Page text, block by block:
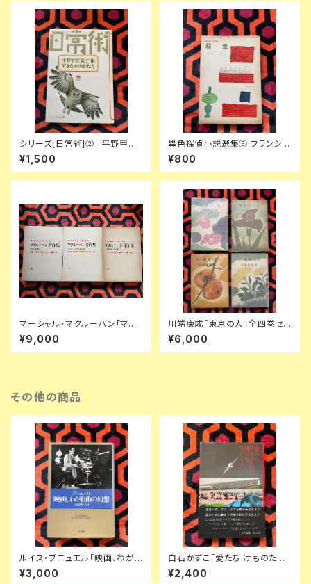
シリーズ[日常術]② 「平野甲賀
[装丁]術・好きな本のかたち」晶
文社
¥1,500
異色探偵小説選集③ フランシ
ス・アイルズ「殺意」延原謙 訳 初
版 装幀:花森安治 日本出版共同
株式会社
¥800
マーシャル・マクルーハン「マク
ルーハン著作集」1〜3全巻セッ
ト 函入り 井坂学・後藤和彦・高
儀進訳 装幀:粟津潔 竹内書店
¥9,000
川端康成「東京の人」全四巻セッ
ト 装幀:金島桂華 新潮社
¥6,000
その他の商品
ルイス・ブニュエル「映画、わが
自由の幻想」初版 矢島翠 訳 早
川書房
¥3,000
白石かずこ「愛たち けものたち
神たち」初版 帯付き 装幀:横尾
忠則 構成:及川正通 写真:沢渡
¥2,400